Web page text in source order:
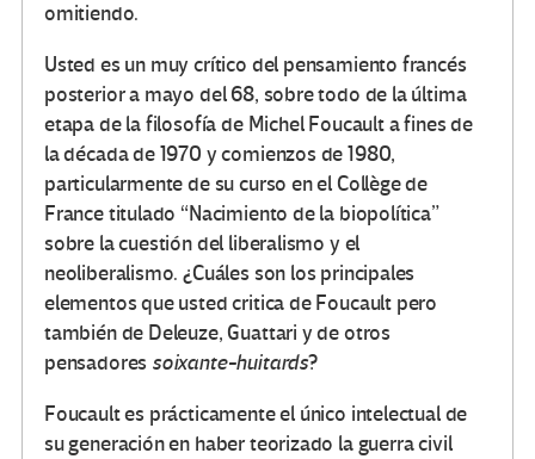
omitiendo.
Usted es un muy crítico del pensamiento francés
posterior a mayo del 68, sobre todo de la última
etapa de la filosofía de Michel Foucault a fines de
la década de 1970 y comienzos de 1980,
particularmente de su curso en el Collège de
France titulado “Nacimiento de la biopolítica”
sobre la cuestión del liberalismo y el
neoliberalismo. ¿Cuáles son los principales
elementos que usted critica de Foucault pero
también de Deleuze, Guattari y de otros
pensadores soixante-huitards?
Foucault es prácticamente el único intelectual de
su generación en haber teorizado la guerra civil